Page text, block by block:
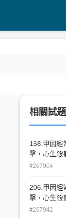
相關試題
168.甲因經
擊，心生殺
昏，恰巧乙
此種情形，
行為錯誤 (B)打擊錯誤 (C)客體錯誤 (D)方
#267904
206.甲因經
擊，心生殺
黃昏，恰巧
#267942